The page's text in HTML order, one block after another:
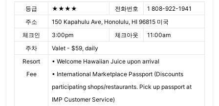
등급 ★★★★ 전화번호
1 808-922-1941
주소
150 Kapahulu Ave, Honolulu, HI 96815 미국
체크인
3:00pm 체크아웃
11:00am
주차
Valet - $59, daily
Resort
Fee
• Welcome Hawaiian Juice upon arrival
• International Marketplace Passport (Discounts
participating shops/restaurants. Pick up passport at
IMP Customer Service)